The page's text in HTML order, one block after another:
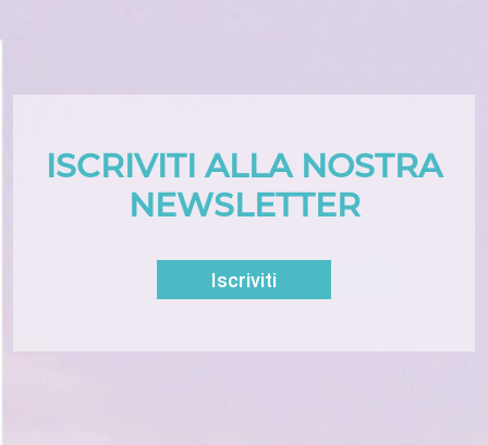
ISCRIVITI ALLA NOSTRA
NEWSLETTER
Iscriviti